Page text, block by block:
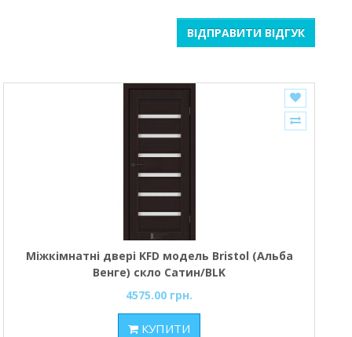
ВІДПРАВИТИ ВІДГУК
Міжкімнатні двері KFD модель Bristol (Альба
Венге) скло Сатин/BLK
4575.00 грн.
КУПИТИ